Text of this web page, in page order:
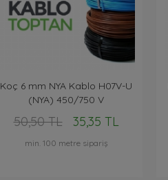
Koç 6 mm NYA Kablo H07V-U
(NYA) 450/750 V
50,50 TL 35,35 TL
min. 100 metre sipariş